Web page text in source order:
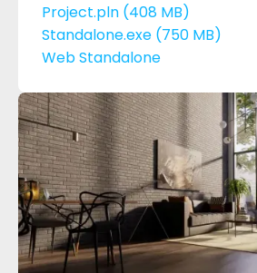
Project.pln (408 MB)
Standalone.exe (750 MB)
Web Standalone